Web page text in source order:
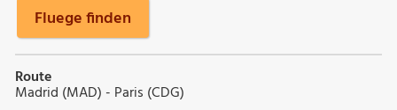
Fluege finden
Route
Madrid (MAD) - Paris (CDG)